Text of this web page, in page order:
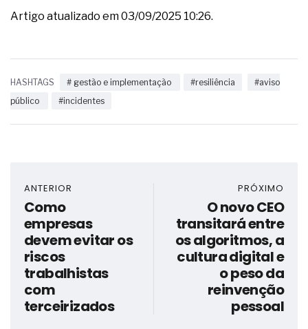
Artigo atualizado em 03/09/2025 10:26.
HASHTAGS # gestão e implementação #resiliência
#aviso
público
#incidentes
ANTERIOR
Como
empresas
devem evitar os
riscos
trabalhistas
com
terceirizados
PRÓXIMO
O novo CEO
transitará entre
os algoritmos, a
cultura digital e
o peso da
reinvenção
pessoal